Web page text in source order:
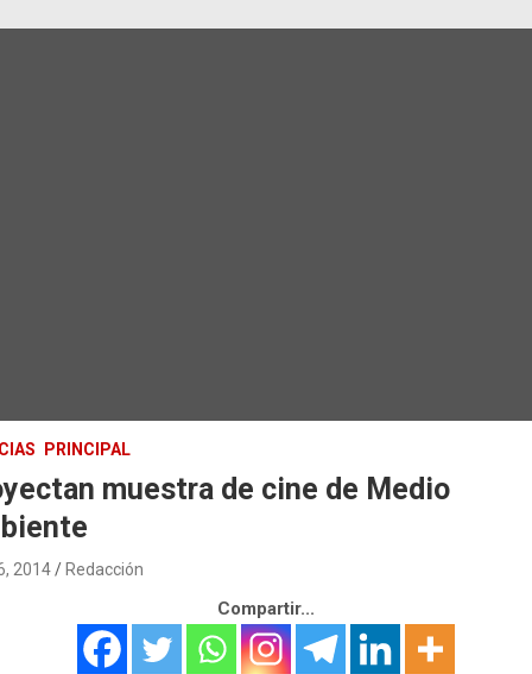
PRINCIPAL
muestra de cine de Medio
2014 Redacción
Compartir...